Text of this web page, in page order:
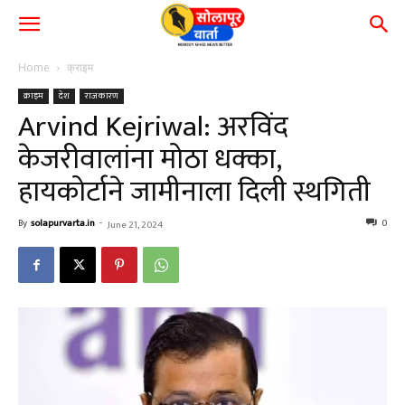
Home क्राइम
क्राइम देश राजकारण
Arvind Kejriwal: अरविंद
केजरीवालांना मोठा धक्का,
हायकोर्टाने जामीनाला दिली स्थगिती
By solapurvarta.in - June 21, 2024 0